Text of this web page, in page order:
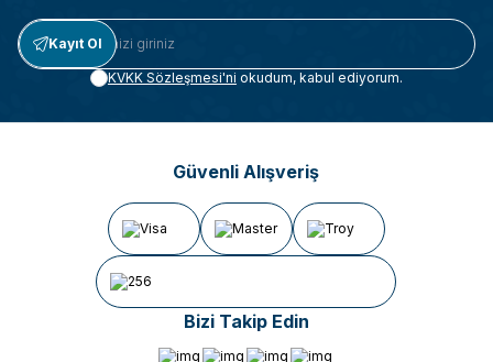
Kayıt Ol
KVKK Sözleşmesi'ni okudum, kabul ediyorum.
Güvenli Alışveriş
Bizi Takip Edin